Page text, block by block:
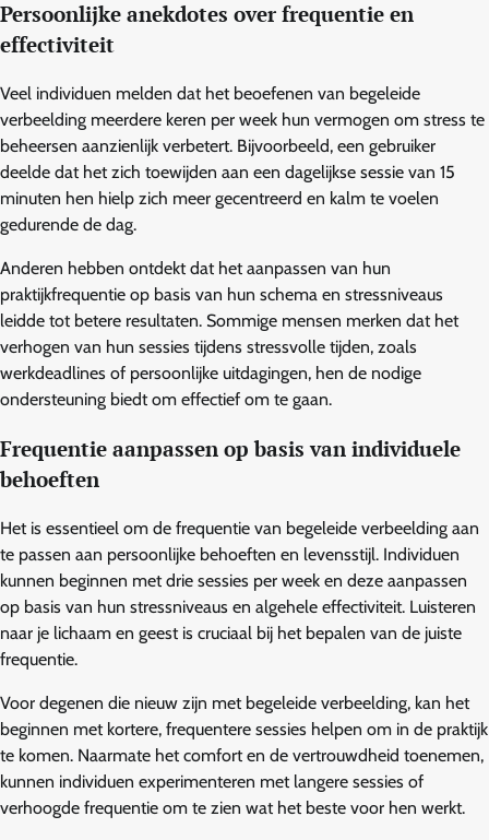
Persoonlijke anekdotes over frequentie en
effectiviteit
Veel individuen melden dat het beoefenen van begeleide
verbeelding meerdere keren per week hun vermogen om stress te
beheersen aanzienlijk verbetert. Bijvoorbeeld, een gebruiker
deelde dat het zich toewijden aan een dagelijkse sessie van 15
minuten hen hielp zich meer gecentreerd en kalm te voelen
gedurende de dag.
Anderen hebben ontdekt dat het aanpassen van hun
praktijkfrequentie op basis van hun schema en stressniveaus
leidde tot betere resultaten. Sommige mensen merken dat het
verhogen van hun sessies tijdens stressvolle tijden, zoals
werkdeadlines of persoonlijke uitdagingen, hen de nodige
ondersteuning biedt om effectief om te gaan.
Frequentie aanpassen op basis van individuele
behoeften
Het is essentieel om de frequentie van begeleide verbeelding aan
te passen aan persoonlijke behoeften en levensstijl. Individuen
kunnen beginnen met drie sessies per week en deze aanpassen
op basis van hun stressniveaus en algehele effectiviteit. Luisteren
naar je lichaam en geest is cruciaal bij het bepalen van de juiste
frequentie.
Voor degenen die nieuw zijn met begeleide verbeelding, kan het
beginnen met kortere, frequentere sessies helpen om in de praktijk
te komen. Naarmate het comfort en de vertrouwdheid toenemen,
kunnen individuen experimenteren met langere sessies of
verhoogde frequentie om te zien wat het beste voor hen werkt.